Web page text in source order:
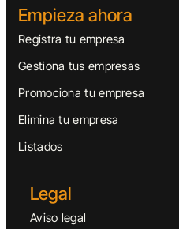
Empieza ahora
Registra tu empresa
Gestiona tus empresas
Promociona tu empresa
Elimina tu empresa
Listados
Legal
Aviso legal